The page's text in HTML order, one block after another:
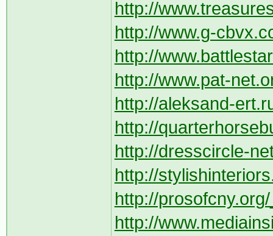
http://
http://www.g-
http://
http://www.pat-
http://aleksand-
http://
http://dresscircle-
http://
http://
http://